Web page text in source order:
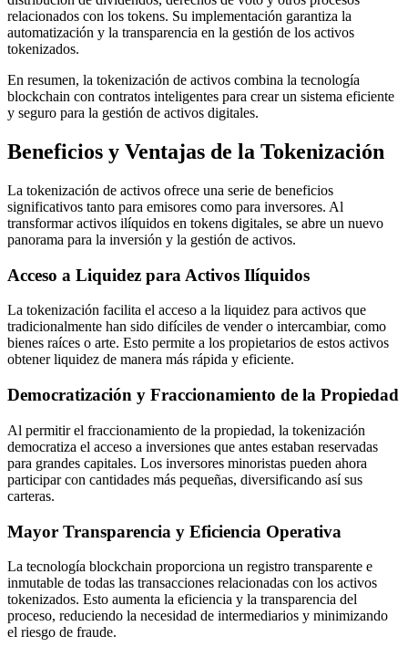
relacionados con los tokens. Su implementación garantiza la
automatización y la transparencia en la gestión de los activos
tokenizados.
En resumen, la tokenización de activos combina la tecnología
blockchain con contratos inteligentes para crear un sistema eficiente
y seguro para la gestión de activos digitales.
Beneficios y Ventajas de la Tokenización
La tokenización de activos ofrece una serie de beneficios
significativos tanto para emisores como para inversores. Al
transformar activos ilíquidos en tokens digitales, se abre un nuevo
panorama para la inversión y la gestión de activos.
Acceso a Liquidez para Activos Ilíquidos
La tokenización facilita el acceso a la liquidez para activos que
tradicionalmente han sido difíciles de vender o intercambiar, como
bienes raíces o arte. Esto permite a los propietarios de estos activos
obtener liquidez de manera más rápida y eficiente.
Democratización y Fraccionamiento de la Propiedad
Al permitir el fraccionamiento de la propiedad, la tokenización
democratiza el acceso a inversiones que antes estaban reservadas
para grandes capitales. Los inversores minoristas pueden ahora
participar con cantidades más pequeñas, diversificando así sus
carteras.
Mayor Transparencia y Eficiencia Operativa
La tecnología blockchain proporciona un registro transparente e
inmutable de todas las transacciones relacionadas con los activos
tokenizados. Esto aumenta la eficiencia y la transparencia del
proceso, reduciendo la necesidad de intermediarios y minimizando
el riesgo de fraude.